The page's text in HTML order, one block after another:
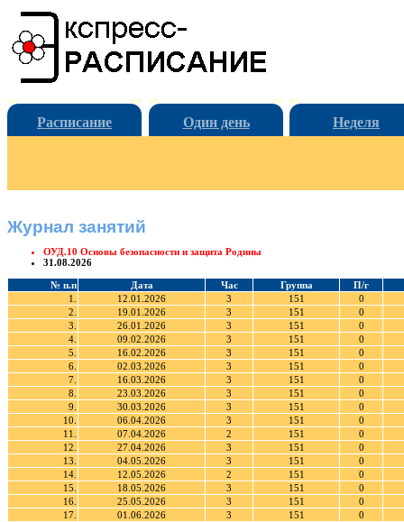
Расписание Один день Неделя
Журнал занятий
ОУД.10 Основы безопасности и защита Родины
31.08.2026
№ п.п Дата Час Группа
П/г
1.
12.01.2026 3 151
0
2.
19.01.2026 3 151
0
3.
26.01.2026 3 151
0
4.
09.02.2026 3 151
0
5.
16.02.2026 3 151
0
6.
02.03.2026 3 151
0
7.
16.03.2026 3 151
0
8.
23.03.2026 3 151
0
9.
30.03.2026 3 151
0
10.
06.04.2026 3 151
0
11.
07.04.2026 2 151
0
12.
27.04.2026 3 151
0
13.
04.05.2026 3 151
0
14.
12.05.2026 2 151
0
15.
18.05.2026 3 151
0
16.
25.05.2026 3 151
0
17.
01.06.2026 3 151 0